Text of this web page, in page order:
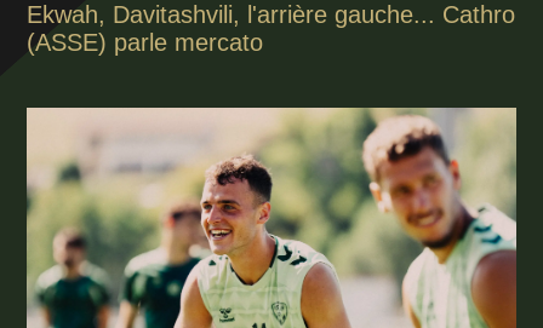
Ekwah, Davitashvili, l'arrière gauche... Cathro
(ASSE) parle mercato